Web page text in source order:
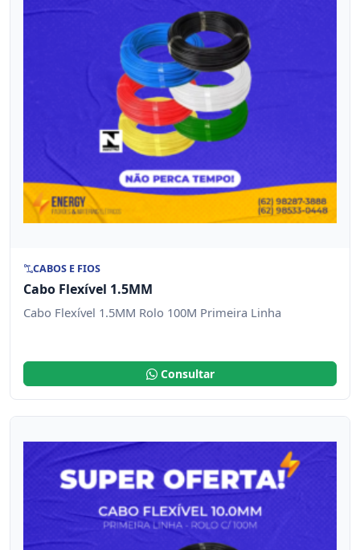
CABOS E FIOS
Cabo Flexível 1.5MM
Cabo Flexível 1.5MM Rolo 100M Primeira Linha
Consultar